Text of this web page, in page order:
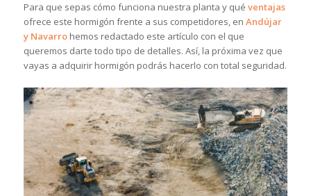
Para que sepas cómo funciona nuestra planta y qué ventajas
ofrece este hormigón frente a sus competidores, en Andújar
y Navarrohemos redactado este artículo con el que
queremos darte todo tipo de detalles. Así, la próxima vez que
vayas a adquirir hormigón podrás hacerlo con total seguridad.